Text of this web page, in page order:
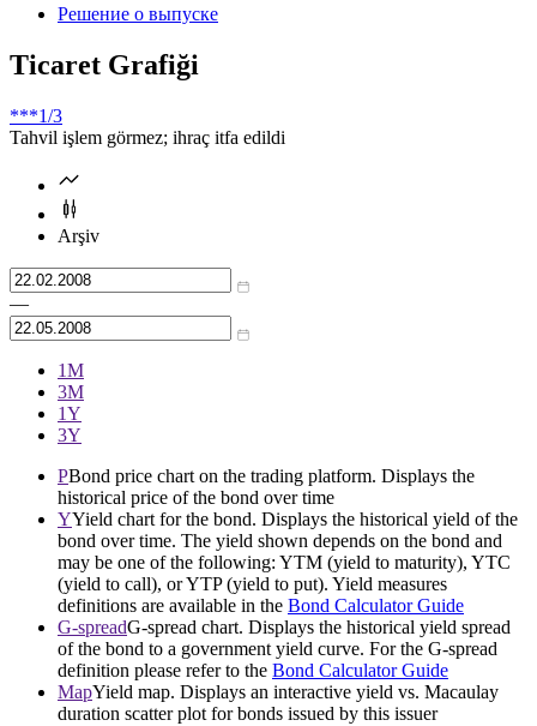
Решение о выпуске
Ticaret Grafiği
***1/3
Tahvil işlem görmez; ihraç itfa edildi
Arşiv
—
1М
3М
1Y
3Y
PBond price chart on the trading platform. Displays the
historical price of the bond over time
YYield chart for the bond. Displays the historical yield of the
bond over time. The yield shown depends on the bond and
may be one of the following: YTM (yield to maturity), YTC
(yield to call), or YTP (yield to put). Yield measures
definitions are available in the Bond Calculator Guide
G-spreadG-spread chart. Displays the historical yield spread
of the bond to a government yield curve. For the G-spread
definition please refer to the Bond Calculator Guide
MapYield map. Displays an interactive yield vs. Macaulay
duration scatter plot for bonds issued by this issuer